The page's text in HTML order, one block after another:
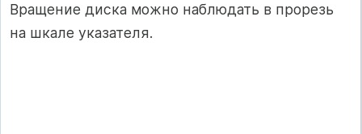
Вращение диска можно наблюдать в прорезь
на шкале указателя.